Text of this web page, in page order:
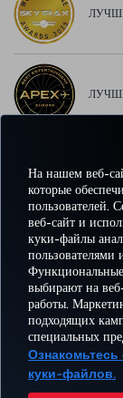
На нашем веб-
которые
пользователей.
веб-сайт и
куки-файлы
пользователями
выбирают на
работы.
подходящих
специальных
куки-файлов.
БРОНИРУЙТЕ И
УПРАВЛЯЙТЕ
БРОНИРОВАНИЕМ